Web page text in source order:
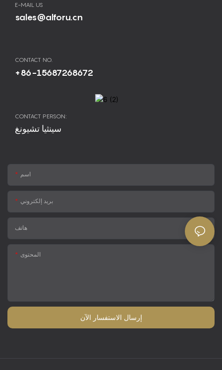
E-MAIL US
sales@alforu.cn
CONTACT NO.
+86-15687268672
CONTACT PERSON:
سينثيا تشيونغ
اسم
بريد إلكتروني
هاتف
المحتوى
إرسال الاستفسار الآن